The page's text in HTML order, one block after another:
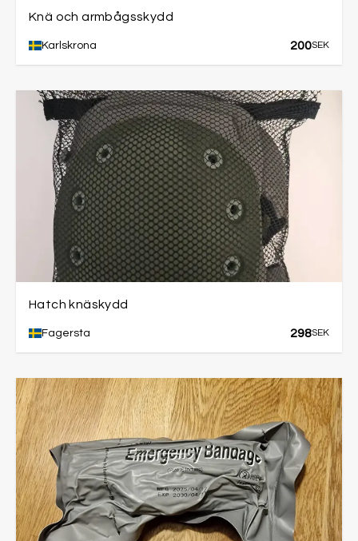
Knä och armbågsskydd
Karlskrona 200SEK
Hatch knäskydd
Fagersta 298SEK